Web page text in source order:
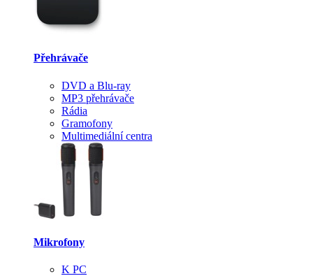
Přehrávače
DVD a Blu-ray
MP3 přehrávače
Rádia
Gramofony
Multimediální centra
Mikrofony
K PC